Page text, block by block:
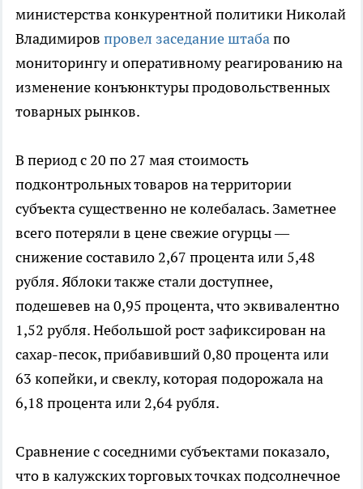
министерства конкурентной политики Николай
Владимиров провел заседание штабапо
мониторингу и оперативному реагированию на
изменение конъюнктуры продовольственных
товарных рынков.
В период с 20 по 27 мая стоимость
подконтрольных товаров на территории
субъекта существенно не колебалась. Заметнее
всего потеряли в цене свежие огурцы —
снижение составило 2,67 процента или 5,48
рубля. Яблоки также стали доступнее,
подешевев на 0,95 процента, что эквивалентно
1,52 рубля. Небольшой рост зафиксирован на
сахар-песок, прибавивший 0,80 процента или
63 копейки, и свеклу, которая подорожала на
6,18 процента или 2,64 рубля.
Сравнение с соседними субъектами показало,
что в калужских торговых точках подсолнечное